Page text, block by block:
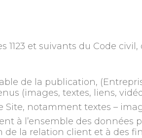
et suivants du Code
de la publication,
(images, textes, liens,
notamment textes –
à l’ensemble des données
la relation client et à des